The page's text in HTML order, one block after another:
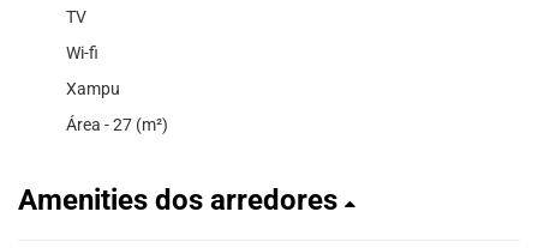
TV
Wi-fi
Xampu
Área - 27 (m²)
Amenities dos arredores